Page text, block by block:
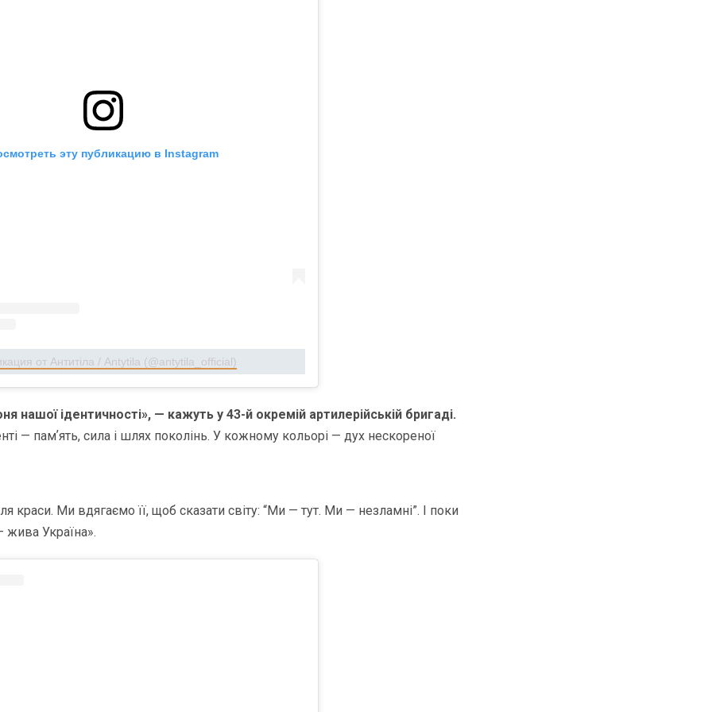
эту публикацию в Instagram
от Антитіла / Antytila (@antytila_official)
нашої ідентичності», — кажуть у 43-й окремій артилерійській бригаді.
— памʼять, сила і шлях поколінь. У кожному кольорі — дух нескореної
краси. Ми вдягаємо її, щоб сказати світу: “Ми — тут. Ми — незламні”. І поки
Україна».